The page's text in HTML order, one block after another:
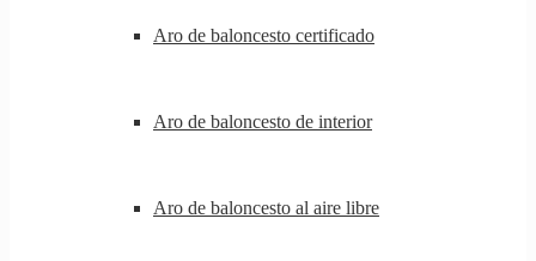
Aro de baloncesto certificado
Aro de baloncesto de interior
Aro de baloncesto al aire libre